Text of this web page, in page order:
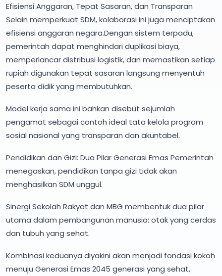
Efisiensi Anggaran, Tepat Sasaran, dan Transparan
Selain memperkuat SDM, kolaborasi ini juga menciptakan
efisiensi anggaran negara.Dengan sistem terpadu,
pemerintah dapat menghindari duplikasi biaya,
memperlancar distribusi logistik, dan memastikan setiap
rupiah digunakan tepat sasaran langsung menyentuh
peserta didik yang membutuhkan.
Model kerja sama ini bahkan disebut sejumlah
pengamat sebagai contoh ideal tata kelola program
sosial nasional yang transparan dan akuntabel.
Pendidikan dan Gizi: Dua Pilar Generasi Emas Pemerintah
menegaskan, pendidikan tanpa gizi tidak akan
menghasilkan SDM unggul.
Sinergi Sekolah Rakyat dan MBG membentuk dua pilar
utama dalam pembangunan manusia: otak yang cerdas
dan tubuh yang sehat.
Kombinasi keduanya diyakini akan menjadi fondasi kokoh
menuju Generasi Emas 2045 generasi yang sehat,